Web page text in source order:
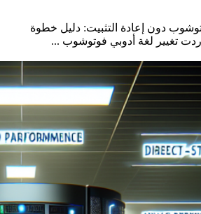
دون إعادة التثبيت: دليل خطوة
تغيير لغة أدوبي فوتوشوب ...